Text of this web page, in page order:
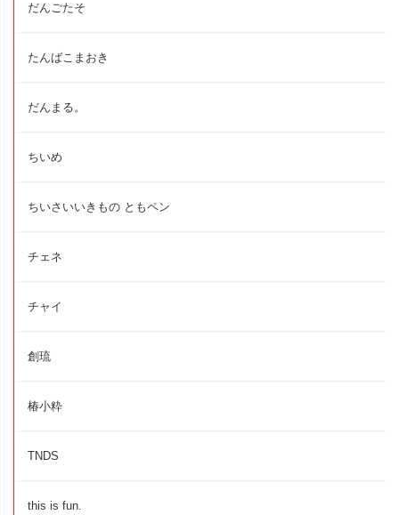
だんごたそ
たんばこまおき
だんまる。
ちいめ
ちいさいいきもの ともペン
チェネ
チャイ
創琉
椿小粋
TNDS
this is fun.